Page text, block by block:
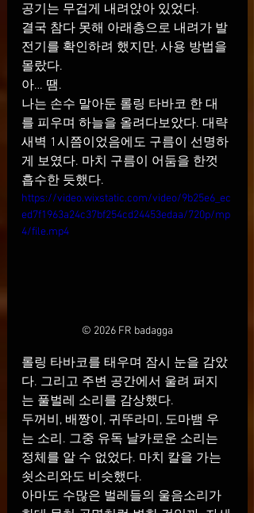
공기는 무겁게 내려앉아 있었다.
결국 참다 못해 아래층으로 내려가 발
전기를 확인하려 했지만, 사용 방법을
몰랐다.
아… 땜.
나는 손수 말아둔 롤링 타바코 한 대
를 피우며 하늘을 올려다보았다. 대략
새벽 1시쯤이었음에도 구름이 선명하
게 보였다. 마치 구름이 어둠을 한껏
흡수한 듯했다.
https://video.wixstatic.com/video/9b25e6_ec
ed7f1963a24c37bf254cd24453edaa/720p/mp
4/file.mp4
© 2026 FR badagga
롤링 타바코를 태우며 잠시 눈을 감았
다. 그리고 주변 공간에서 울려 퍼지
는 풀벌레 소리를 감상했다.
두꺼비, 배짱이, 귀뚜라미, 도마뱀 우
는 소리. 그중 유독 날카로운 소리는
정체를 알 수 없었다. 마치 칼을 가는
쇳소리와도 비슷했다.
아마도 수많은 벌레들의 울음소리가